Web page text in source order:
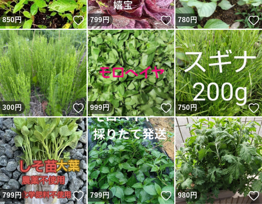
850円 いいね！
799円 いいね！
780円
300円 いいね！
999円 いいね！
750円
799円 いいね！
799円 いいね！
980円